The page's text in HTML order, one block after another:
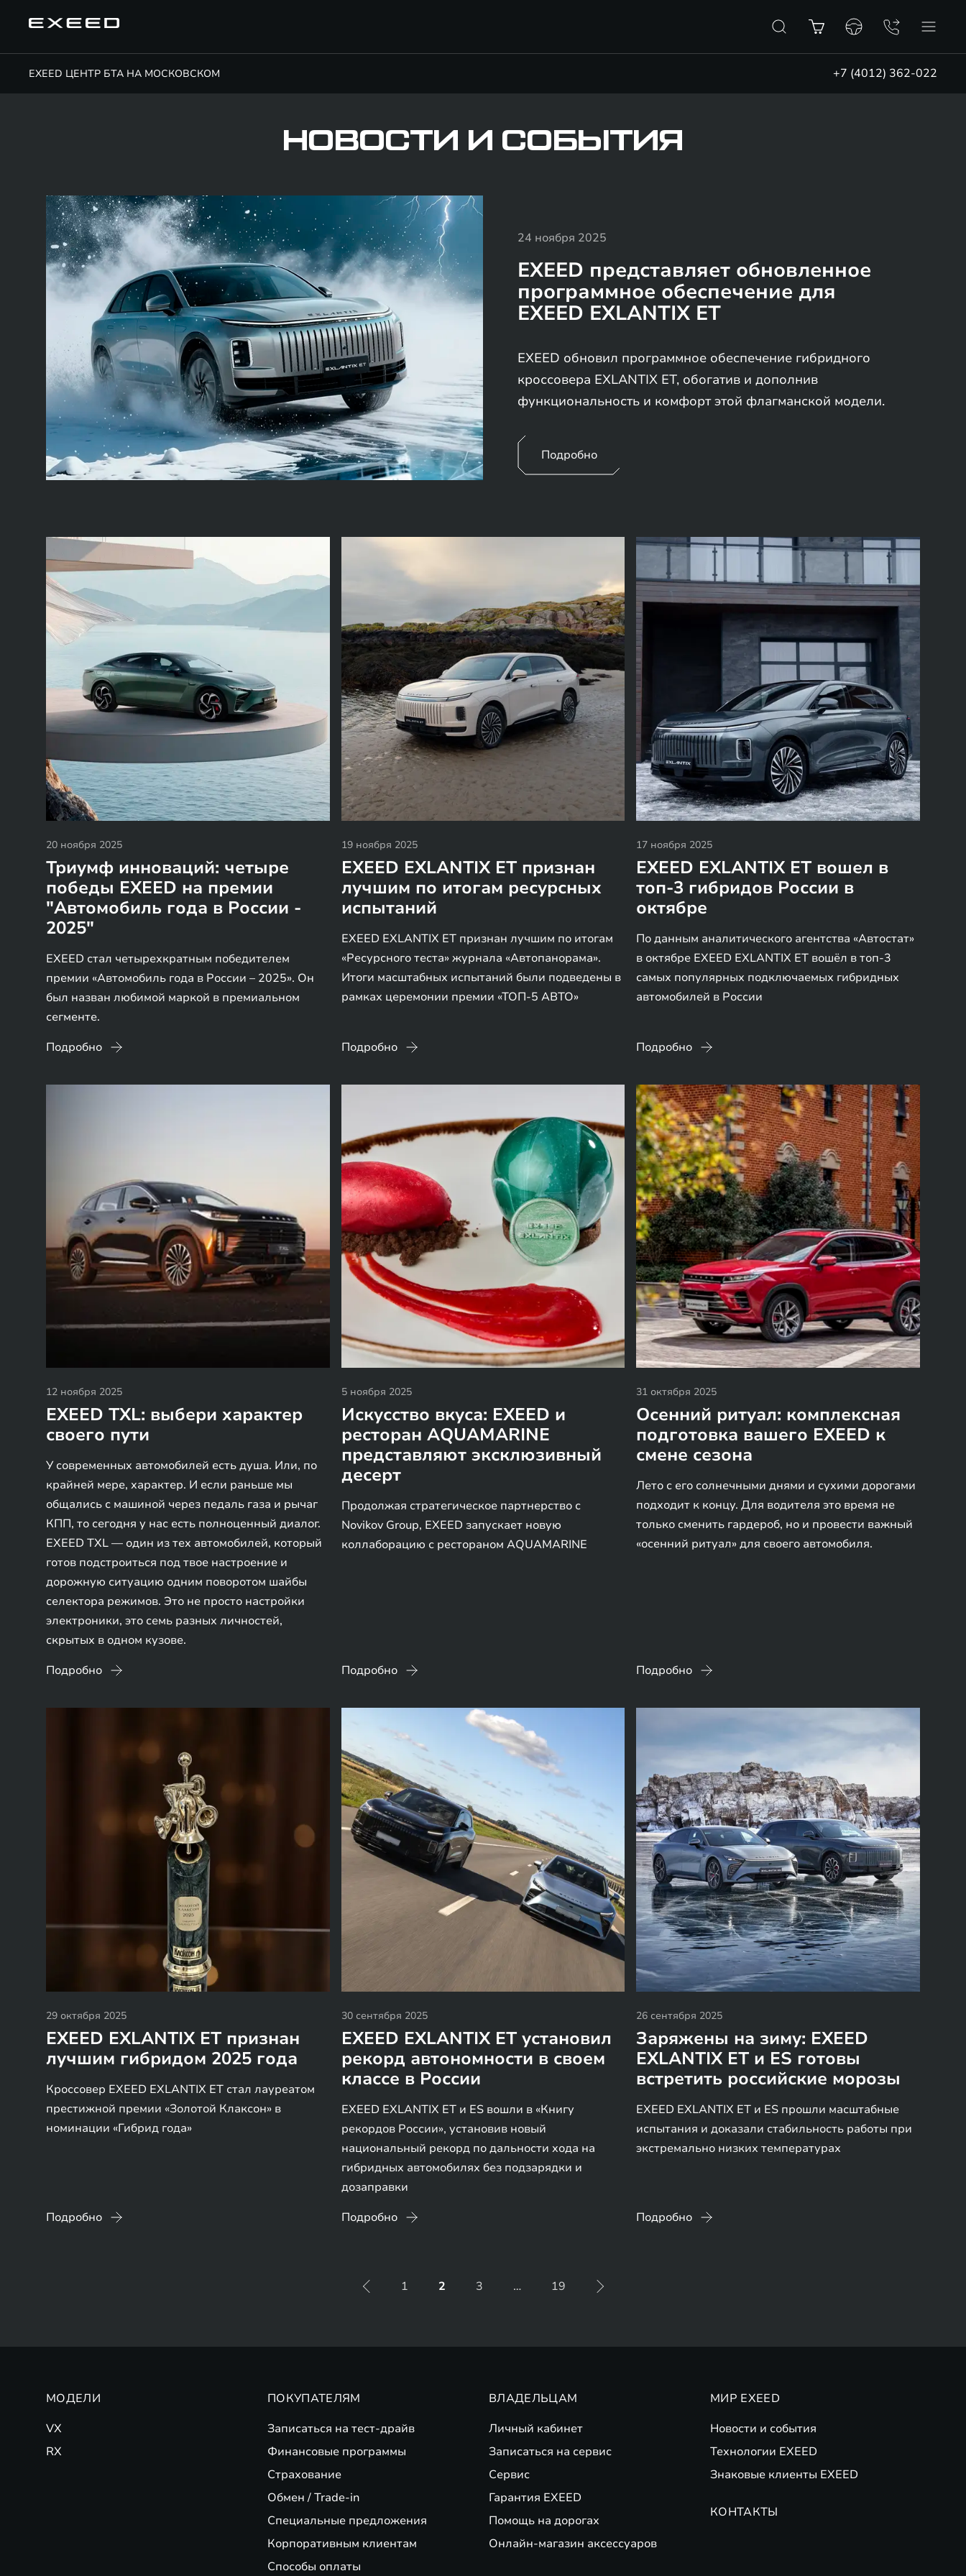
EXEED ЦЕНТР БТА НА МОСКОВСКОМ +7 (4012) 362-022
НОВОСТИ И СОБЫТИЯ
24 ноября 2025
EXEED представляет обновленное
программное обеспечение для
EXEED EXLANTIX ET
EXEED обновил программное обеспечение гибридного
кроссовера EXLANTIX ET, обогатив и дополнив
функциональность и комфорт этой флагманской модели.
Подробно
20 ноября 2025
Триумф инноваций: четыре
победы EXEED на премии
"Автомобиль года в России -
2025"
EXEED стал четырехкратным победителем
премии «Автомобиль года в России – 2025». Он
был назван любимой маркой в премиальном
сегменте.
Подробно
19 ноября 2025
EXEED EXLANTIX ET признан
лучшим по итогам ресурсных
испытаний
EXEED EXLANTIX ET признан лучшим по итогам
«Ресурсного теста» журнала «Автопанорама».
Итоги масштабных испытаний были подведены в
рамках церемонии премии «ТОП-5 АВТО»
Подробно
17 ноября 2025
EXEED EXLANTIX ET вошел в
топ-3 гибридов России в
октябре
По данным аналитического агентства «Автостат»
в октябре EXEED EXLANTIX ET вошёл в топ-3
самых популярных подключаемых гибридных
автомобилей в России
Подробно
12 ноября 2025
EXEED TXL: выбери характер
своего пути
У современных автомобилей есть душа. Или, по
крайней мере, характер. И если раньше мы
общались с машиной через педаль газа и рычаг
КПП, то сегодня у нас есть полноценный диалог.
EXEED TXL — один из тех автомобилей, который
готов подстроиться под твое настроение и
дорожную ситуацию одним поворотом шайбы
селектора режимов. Это не просто настройки
электроники, это семь разных личностей,
скрытых в одном кузове.
Подробно
5 ноября 2025
Искусство вкуса: EXEED и
ресторан AQUAMARINE
представляют эксклюзивный
десерт
Продолжая стратегическое партнерство с
Novikov Group, EXEED запускает новую
коллаборацию с рестораном AQUAMARINE
Подробно
31 октября 2025
Осенний ритуал: комплексная
подготовка вашего EXEED к
смене сезона
Лето с его солнечными днями и сухими дорогами
подходит к концу. Для водителя это время не
только сменить гардероб, но и провести важный
«осенний ритуал» для своего автомобиля.
Подробно
29 октября 2025
EXEED EXLANTIX ET признан
лучшим гибридом 2025 года
Кроссовер EXEED EXLANTIX ET стал лауреатом
престижной премии «Золотой Клаксон» в
номинации «Гибрид года»
Подробно
30 сентября 2025
EXEED EXLANTIX ET установил
рекорд автономности в своем
классе в России
EXEED EXLANTIX ET и ES вошли в «Книгу
рекордов России», установив новый
национальный рекорд по дальности хода на
гибридных автомобилях без подзарядки и
дозаправки
Подробно
26 сентября 2025
Заряжены на зиму: EXEED
EXLANTIX ET и ES готовы
встретить российские морозы
EXEED EXLANTIX ET и ES прошли масштабные
испытания и доказали стабильность работы при
экстремально низких температурах
Подробно
1 2 3 … 19
МОДЕЛИ
VX
RX
ПОКУПАТЕЛЯМ
Записаться на тест-драйв
Финансовые программы
Страхование
Обмен / Trade-in
Специальные предложения
Корпоративным клиентам
Способы оплаты
ВЛАДЕЛЬЦАМ
Личный кабинет
Записаться на сервис
Сервис
Гарантия EXEED
Помощь на дорогах
Онлайн-магазин аксессуаров
МИР EXEED
Новости и события
Технологии EXEED
Знаковые клиенты EXEED
КОНТАКТЫ